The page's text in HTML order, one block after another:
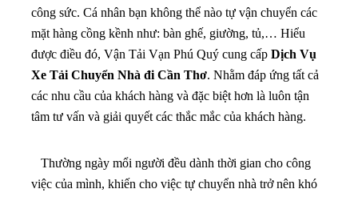
công sức. Cá nhân bạn không thể nào tự vận chuyển các
mặt hàng cồng kềnh như: bàn ghế, giường, tủ,… Hiểu
được điều đó, Vận Tải Vạn Phú Quý cung cấp Dịch Vụ
Xe Tải Chuyển Nhà đi Cần Thơ. Nhằm đáp ứng tất cả
các nhu cầu của khách hàng và đặc biệt hơn là luôn tận
tâm tư vấn và giải quyết các thắc mắc của khách hàng.
Thường ngày mổi người đều dành thời gian cho công
việc của mình, khiến cho việc tự chuyển nhà trở nên khó